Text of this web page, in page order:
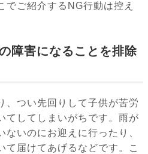
でご紹介するNG行動は控え
障害になることを排除
、つい先回りして子供が苦労
てしてしまいがちです。雨が
ないのにお迎えに行ったり、
て届けてあげるなどです。こ